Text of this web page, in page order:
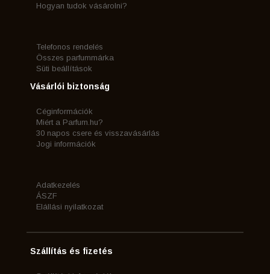
Hogyan tudok vásárolni?
Telefonos rendelés
Összes parfummárka
Süti beállítások
Vásárlói biztonság
Céginformációk
Miért a Parfum.hu?
30 napos csere és visszavásárlás
Jogi információk
Adatkezelés
ÁSZF
Elállási nyilatkozat
Szállítás és fizetés